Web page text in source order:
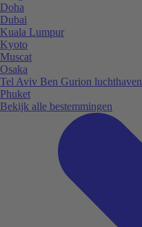
Doha
Dubai
Kuala Lumpur
Kyoto
Muscat
Osaka
Tel Aviv Ben Gurion luchthaven
Phuket
Bekijk alle bestemmingen